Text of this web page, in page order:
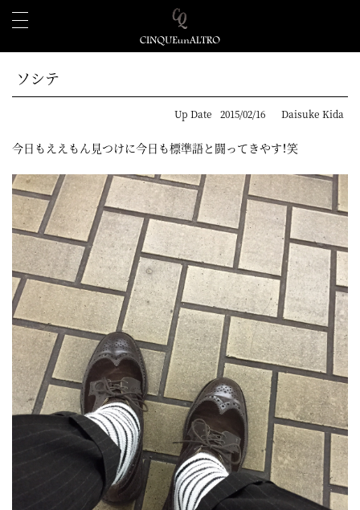
ソシテ
Up Date 2015/02/16 Daisuke Kida
今日もええもん見つけに今日も標準語と闘ってきやす！笑